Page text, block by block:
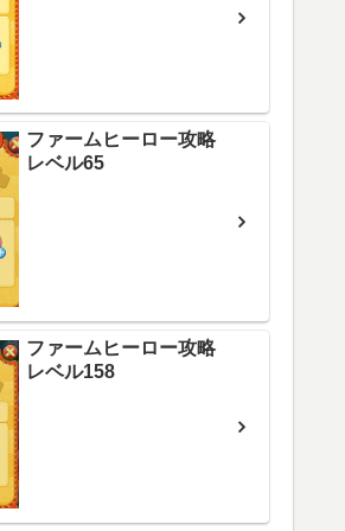
ファームヒーロー攻略
レベル65
ファームヒーロー攻略
レベル158